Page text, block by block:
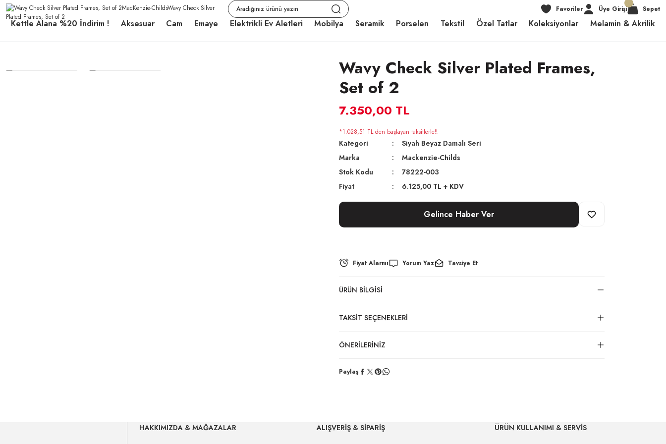
Favoriler Üye Girişi Sepet
Kettle Alana %20 İndirim ! Aksesuar Cam Emaye Elektrikli Ev Aletleri Mobilya Seramik Porselen Tekstil Özel Tatlar Koleksiyonlar Melamin & Akrilik
Wavy Check Silver Plated Frames,
Set of 2
7.350,00 TL
*1.028,51 TL den başlayan taksitlerle!!
Kategori
Siyah Beyaz Damalı Seri
Marka
Mackenzie-Childs
Stok Kodu
78222-003
Fiyat
6.125,00 TL + KDV
Gelince Haber Ver
Fiyat Alarmı Yorum Yaz Tavsiye Et
ÜRÜN BILGISI
TAKSIT SEÇENEKLERI
ÖNERILERINIZ
Paylaş
HAKKIMIZDA & MAĞAZALAR ALIŞVERİŞ & SİPARİŞ ÜRÜN KULLANIMI & SERVİS